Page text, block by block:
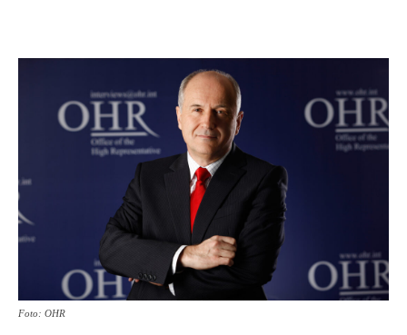
Foto: OHR